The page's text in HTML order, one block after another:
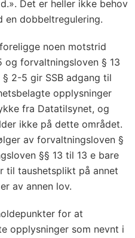
Det er heller ikke behov
en dobbeltregulering.
noen motstrid
forvaltningsloven § 13
2-5 gir SSB adgang til
opplysninger
fra Datatilsynet, og
ikke på dette området.
av forvaltningsloven §
§§ 13 til 13 e bare
til taushetsplikt på annet
av annen lov.
for at
opplysninger som nevnt i